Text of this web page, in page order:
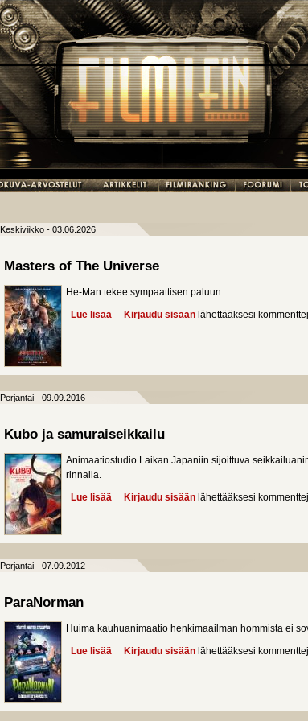
Keskiviikko - 03.06.2026
Masters of The Universe
He-Man tekee sympaattisen paluun.
Lue lisää about Masters of The Universe
Kirjaudu sisään lähettääksesi
Perjantai - 09.09.2016
Kubo ja samuraiseikkailu
Animaatiostudio Laikan Japaniin sijoittuva
rinnalla.
Lue lisää about Kubo ja samuraiseikkailu
Kirjaudu sisään lähettääksesi
Perjantai - 07.09.2012
ParaNorman
Huima kauhuanimaatio henkimaailman hommista ei
Lue lisää about ParaNorman
Kirjaudu sisään lähettääksesi